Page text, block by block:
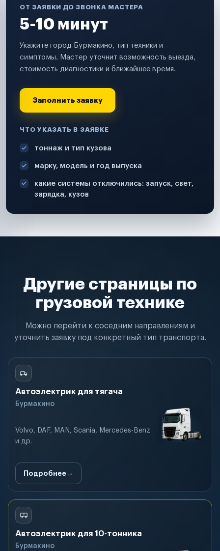
ОТ ЗАЯВКИ ДО ЗВОНКА МАСТЕРА
5-10 минут
Укажите город Бурмакино, тип техники и
симптомы. Мастер уточнит возможность выезда,
стоимость диагностики и ближайшее время.
Заполнить заявку
ЧТО УКАЗАТЬ В ЗАЯВКЕ
тоннаж и тип кузова
марку, модель и год выпуска
какие системы отключились: запуск, свет,
зарядка, кузов
Другие страницы по
грузовой технике
Можно перейти к соседним направлениям и
уточнить заявку под конкретный тип транспорта.
Автоэлектрик для тягача
Бурмакино
Volvo, DAF, MAN, Scania, Mercedes-Benz
и др.
Подробнее
Автоэлектрик для 10-тонника
Бурмакино